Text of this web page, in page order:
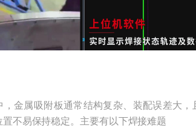
金属吸附板通常结构复杂、装配误差大，
不易保持稳定。主要有以下焊接难题